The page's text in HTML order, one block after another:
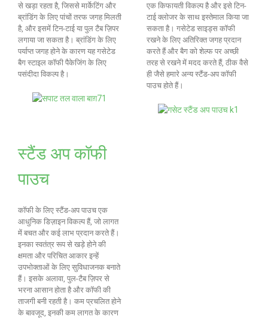
से खड़ा रहता है, जिससे मार्केटिंग और
ब्रांडिंग के लिए पांचों तरफ जगह मिलती
है, और इसमें टिन-टाई या पुल टैब ज़िपर
लगाया जा सकता है। ब्रांडिंग के लिए
पर्याप्त जगह होने के कारण यह गसेटेड
बैग स्टाइल कॉफी पैकेजिंग के लिए
पसंदीदा विकल्प है।
एक किफायती विकल्प है और इसे टिन-
टाई क्लोजर के साथ इस्तेमाल किया जा
सकता है। गसेटेड साइड्स कॉफी
रखने के लिए अतिरिक्त जगह प्रदान
करते हैं और बैग को शेल्फ पर अच्छी
तरह से रखने में मदद करते हैं, ठीक वैसे
ही जैसे हमारे अन्य स्टैंड-अप कॉफी
पाउच होते हैं।
स्टैंड अप कॉफी
पाउच
कॉफी के लिए स्टैंड-अप पाउच एक
आधुनिक डिज़ाइन विकल्प हैं, जो लागत
में बचत और कई लाभ प्रदान करते हैं।
इनका स्वतंत्र रूप से खड़े होने की
क्षमता और परिचित आकार इन्हें
उपभोक्ताओं के लिए सुविधाजनक बनाते
हैं। इसके अलावा, पुल-टैब ज़िपर से
भरना आसान होता है और कॉफी की
ताजगी बनी रहती है। कम प्रचलित होने
के बावजूद, इनकी कम लागत के कारण